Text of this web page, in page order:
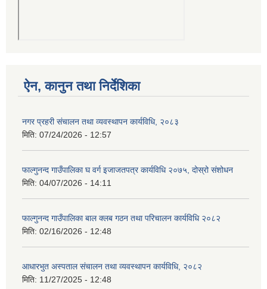
ऐन, कानुन तथा निर्देशिका
नगर प्रहरी संचालन तथा व्यवस्थापन कार्यविधि, २०८३
मिति: 07/24/2026 - 12:57
फाल्गुनन्द गाउँपालिका घ वर्ग इजाजतपत्र कार्यविधि २०७५, दोस्रो संशोधन
मिति: 04/07/2026 - 14:11
फाल्गुनन्द गाउँपालिका बाल क्लब गठन तथा परिचालन कार्यविधि २०८२
मिति: 02/16/2026 - 12:48
आधारभुत अस्पताल संचालन तथा व्यवस्थापन कार्यविधि, २०८२
मिति: 11/27/2025 - 12:48